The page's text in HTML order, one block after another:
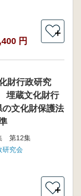
円
＋
財行政研究
蔵文化財行
文化財保護法
第12集
研究会
＋